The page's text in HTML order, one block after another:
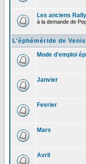
Les anciens
à la demande de
L'éphéméride de
Mode d'emploi
Janvier
Fevrier
Mars
Avril